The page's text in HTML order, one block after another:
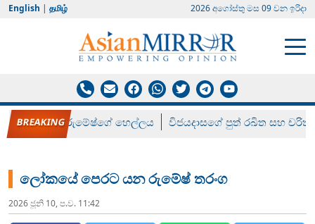
English | தமிழ் 2026 අගෝස්‍තු මස 09 වන ඉරිදා
රන් ගෙනා රුමේෂ්ගේ හෙල්ලය විජයදාසගේ පුත් රඛිත සහ චරිත්
ලෝකයේ පෙරට යන රුමේෂ් තරංග
2026 ජූනි 10, ප.ව. 11:42